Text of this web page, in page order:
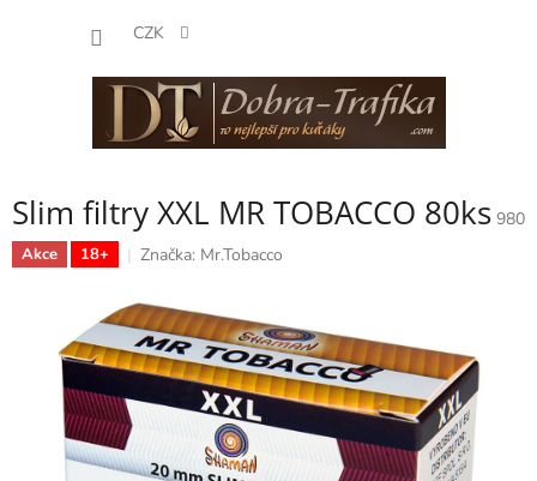
CZK
Slim filtry XXL MR TOBACCO 80ks 980
Akce 18+ Značka: Mr.Tobacco